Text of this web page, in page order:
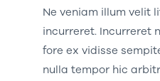
Ne veniam illum velit
incurreret. Incurreret
fore ex vidisse
nulla tempor hic